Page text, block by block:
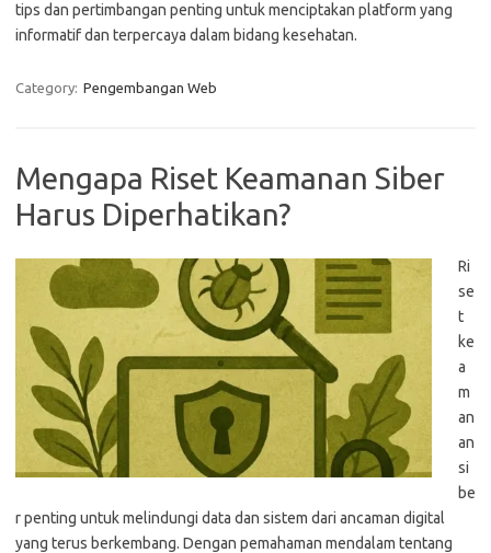
tips dan pertimbangan penting untuk menciptakan platform yang
informatif dan terpercaya dalam bidang kesehatan.
Category: Pengembangan Web
Mengapa Riset Keamanan Siber
Harus Diperhatikan?
Ri
se
t
ke
a
m
an
an
si
be
r penting untuk melindungi data dan sistem dari ancaman digital
yang terus berkembang. Dengan pemahaman mendalam tentang